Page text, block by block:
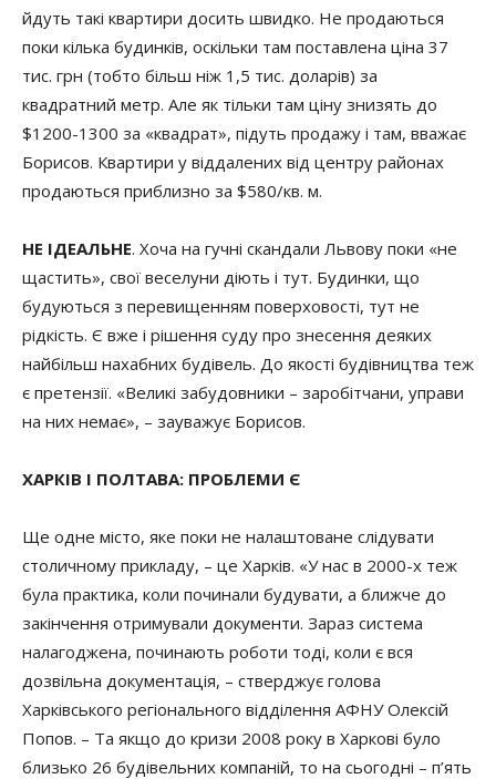
йдуть такі квартири досить швидко. Не продаються
поки кілька будинків, оскільки там поставлена ціна 37
тис. грн (тобто більш ніж 1,5 тис. доларів) за
квадратний метр. Але як тільки там ціну знизять до
$1200-1300 за «квадрат», підуть продажу і там, вважає
Борисов. Квартири у віддалених від центру районах
продаються приблизно за $580/кв. м.
НЕ ІДЕАЛЬНЕ. Хоча на гучні скандали Львову поки «не
щастить», свої веселуни діють і тут. Будинки, що
будуються з перевищенням поверховості, тут не
рідкість. Є вже і рішення суду про знесення деяких
найбільш нахабних будівель. До якості будівництва теж
є претензії. «Великі забудовники – заробітчани, управи
на них немає», – зауважує Борисов.
ХАРКІВ І ПОЛТАВА: ПРОБЛЕМИ Є
Ще одне місто, яке поки не налаштоване слідувати
столичному прикладу, – це Харків. «У нас в 2000-х теж
була практика, коли починали будувати, а ближче до
закінчення отримували документи. Зараз система
налагоджена, починають роботи тоді, коли є вся
дозвільна документація, – стверджує голова
Харківського регіонального відділення АФНУ Олексій
Попов. – Та якщо до кризи 2008 року в Харкові було
близько 26 будівельних компаній, то на сьогодні – п’ять